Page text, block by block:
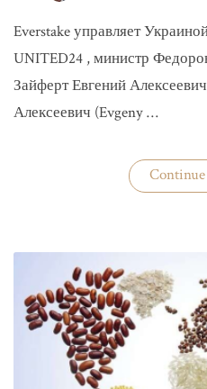
Everstake управляет
UNITED24 , министр
Зайферт Евгений
Алексеевич (Evgeny …